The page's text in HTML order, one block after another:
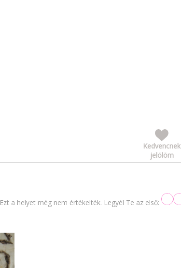
Kedvencnek
jelölöm
Ezt a helyet még nem értékelték. Legyél Te az első: